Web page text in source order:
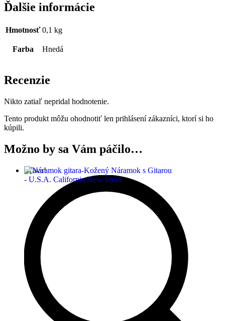
Ďalšie informácie
Hmotnosť 0,1 kg
Farba Hnedá
Recenzie
Nikto zatiaľ nepridal hodnotenie.
Tento produkt môžu ohodnotiť len prihlásení zákazníci, ktorí si ho
kúpili.
Možno by sa Vám páčilo…
Zľava!